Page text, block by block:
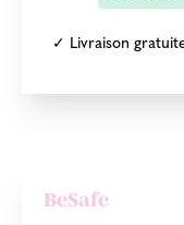
✓ Livraison
BeSafe